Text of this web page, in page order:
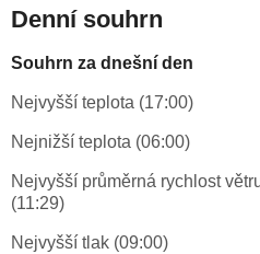
Denní souhrn
Souhrn za dnešní den
Nejvyšší teplota (17:00)
Nejnižší teplota (06:00)
Nejvyšší průměrná rychlost
(11:29)
Nejvyšší tlak (09:00)